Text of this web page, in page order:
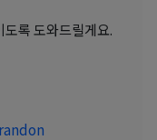
록 도와드릴게요.